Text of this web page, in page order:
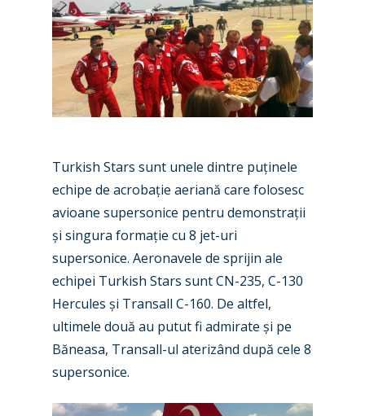
Turkish Stars sunt unele dintre puținele
echipe de acrobație aeriană care folosesc
avioane supersonice pentru demonstrații
și singura formație cu 8 jet-uri
supersonice. Aeronavele de sprijin ale
echipei Turkish Stars sunt CN-235, C-130
Hercules și Transall C-160. De altfel,
ultimele două au putut fi admirate și pe
Băneasa, Transall-ul aterizând după cele 8
supersonice.
Industry